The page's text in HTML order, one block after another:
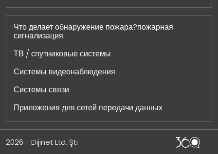
Что делает обнаружение пожара?пожарная
сигнализация
ТВ / спутниковые системы
Системы видеонаблюдения
Системы связи
Приложения для сетей передачи данных
2026 - Dijinet Ltd. Şti